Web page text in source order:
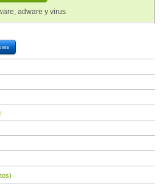
adware y virus